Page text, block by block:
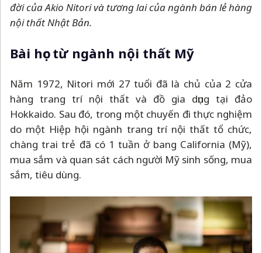
đời của Akio Nitori và tương lai của ngành bán lẻ hàng
nội thất Nhật Bản.
Bài học từ ngành nội thất Mỹ
Năm 1972, Nitori mới 27 tuổi đã là chủ của 2 cửa
hàng trang trí nội thất và đồ gia dụng tại đảo
Hokkaido. Sau đó, trong một chuyến đi thực nghiệm
do một Hiệp hội ngành trang trí nội thất tổ chức,
chàng trai trẻ đã có 1 tuần ở bang California (Mỹ),
mua sắm và quan sát cách người Mỹ sinh sống, mua
sắm, tiêu dùng.